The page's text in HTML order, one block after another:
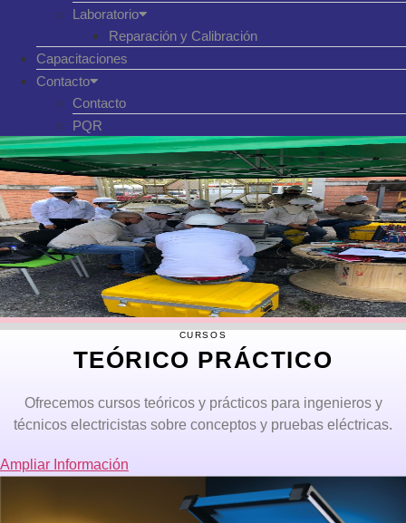
Laboratorio
Reparación y Calibración
Capacitaciones
Contacto
Contacto
PQR
CURSOS
TEÓRICO PRÁCTICO
Ofrecemos cursos teóricos y prácticos para ingenieros y
técnicos electricistas sobre conceptos y pruebas eléctricas.
Ampliar Información